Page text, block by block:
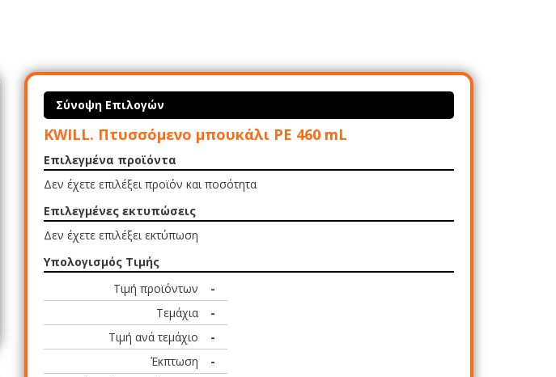
Σύνοψη Επιλογών
KWILL. Πτυσσόμενο μπουκάλι PE 460 mL
Επιλεγμένα προϊόντα
Δεν έχετε επιλέξει προϊόν και ποσότητα
Επιλεγμένες εκτυπώσεις
Δεν έχετε επιλέξει εκτύπωση
Υπολογισμός Τιμής
Τιμή προϊόντων
-
Τεμάχια
-
Τιμή ανά τεμάχιο
-
Έκπτωση
-